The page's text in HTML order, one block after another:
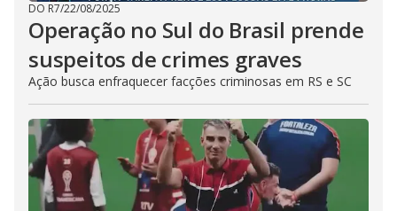
DO R7/22/08/2025
Operação no Sul do Brasil prende
suspeitos de crimes graves
Ação busca enfraquecer facções criminosas em RS e SC